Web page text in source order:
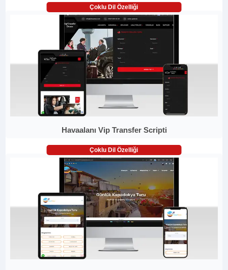
Çoklu Dil Özelliği
Havaalanı Vip Transfer Scripti
Çoklu Dil Özelliği